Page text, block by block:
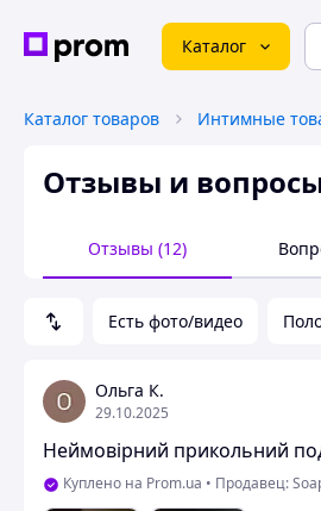
Каталог
Каталог товаров Интимные
Отзывы и
Отзывы (12)
Есть фото/видео
Ольга К.
29.10.2025
Неймовірний прикольний
Куплено на Prom.ua • Продавец: